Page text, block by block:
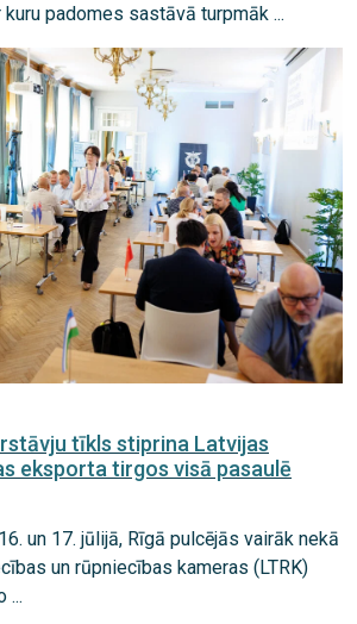
kuru padomes sastāvā turpmāk ...
tīkls stiprina Latvijas
eksporta tirgos visā pasaulē
un 17. jūlijā, Rīgā pulcējās vairāk nekā
un rūpniecības kameras (LTRK)
...